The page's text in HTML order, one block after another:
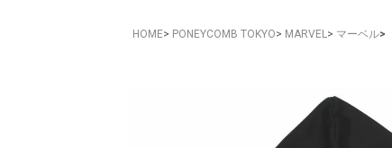
HOME PONEYCOMB TOKYO MARVEL マーベル